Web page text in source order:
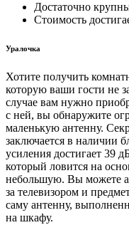
Достаточно
Стоимость
Уралочка
Хотите получить
которую ваши гости не
случае вам нужно
с ней, вы обнаружите
маленькую антенну.
заключается в наличии
усиления достигает 39
который ловится на
небольшую. Вы можете
за телевизором и
саму антенну,
на шкафу.